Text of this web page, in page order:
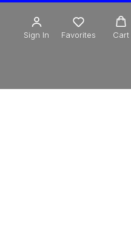
Sign In Favorites Cart